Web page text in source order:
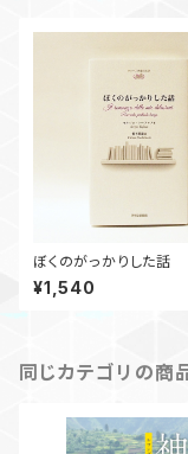
ぼくのがっかりした話
¥1,540
同じカテゴリの商